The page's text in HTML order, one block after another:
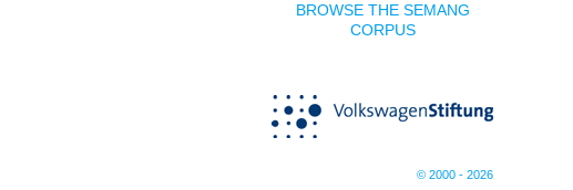
BROWSE THE SEMANG
CORPUS
© 2000 - 2026